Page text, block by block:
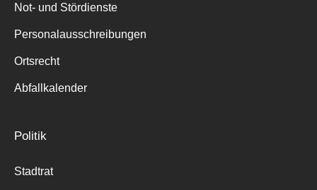
Not- und Stördienste
Personalausschreibungen
Ortsrecht
Abfallkalender
Politik
Stadtrat